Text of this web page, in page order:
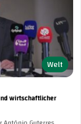
Welt
wirtschaftlicher